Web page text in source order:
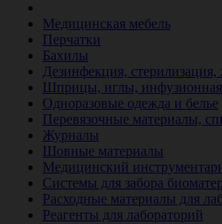
Медицинская мебель
Перчатки
Бахилы
Дезинфекция,
Шприцы, иглы, инфузионная
Одноразовые одежда и белье
Перевязочные материалы,
Журналы
Шовные материалы
Медицинский
Системы для забора
Расходные материалы для
Реагенты для лабораторий